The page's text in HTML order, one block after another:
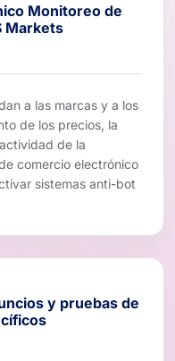
Monitoreo de
Markets
a las marcas y a los
de los precios, la
de la
comercio electrónico
sistemas anti-bot
y pruebas de